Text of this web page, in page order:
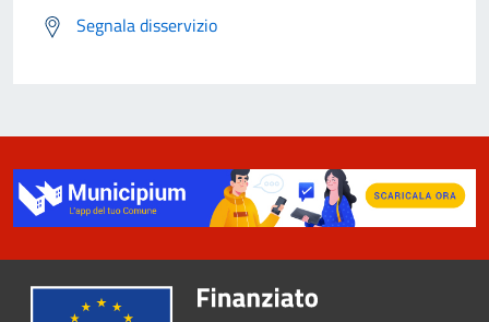
Segnala disservizio